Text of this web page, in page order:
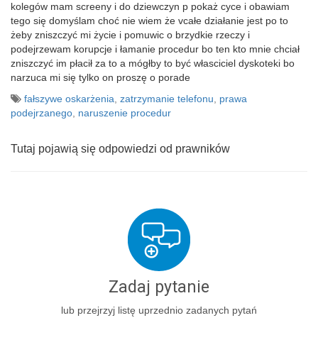
kolegów mam screeny i do dziewczyn p pokaż cyce i obawiam
tego się domyślam choć nie wiem że vcałe działanie jest po to
żeby zniszczyć mi życie i pomuwic o brzydkie rzeczy i
podejrzewam korupcje i łamanie procedur bo ten kto mnie chciał
zniszczyć im płacił za to a mógłby to być własciciel dyskoteki bo
narzuca mi się tylko on proszę o porade
fałszywe oskarżenia zatrzymanie telefonu
prawa
podejrzanego naruszenie procedur
Tutaj pojawią się odpowiedzi od prawników
Zadaj pytanie
lub przejrzyj listę uprzednio zadanych pytań